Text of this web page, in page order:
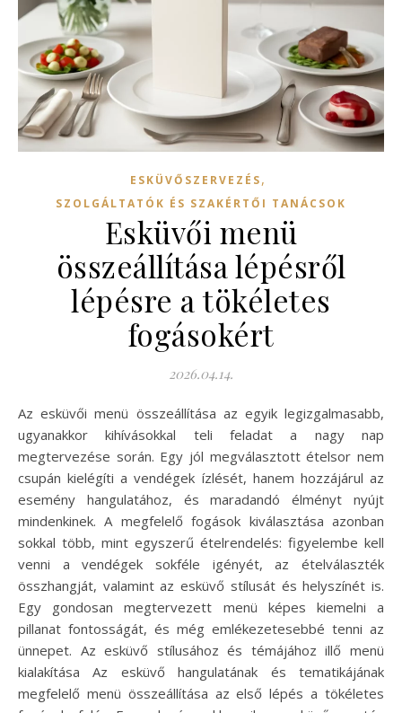
ESKÜVŐSZERVEZÉS,
SZOLGÁLTATÓK ÉS SZAKÉRTŐI TANÁCSOK
Esküvői menü
összeállítása lépésről
lépésre a tökéletes
fogásokért
2026.04.14.
Az esküvői menü összeállítása az egyik legizgalmasabb,
ugyanakkor kihívásokkal teli feladat a nagy nap
megtervezése során. Egy jól megválasztott ételsor nem
csupán kielégíti a vendégek ízlését, hanem hozzájárul az
esemény hangulatához, és maradandó élményt nyújt
mindenkinek. A megfelelő fogások kiválasztása azonban
sokkal több, mint egyszerű ételrendelés: figyelembe kell
venni a vendégek sokféle igényét, az ételválaszték
összhangját, valamint az esküvő stílusát és helyszínét is.
Egy gondosan megtervezett menü képes kiemelni a
pillanat fontosságát, és még emlékezetesebbé tenni az
ünnepet. Az esküvő stílusához és témájához illő menü
kialakítása Az esküvő hangulatának és tematikájának
megfelelő menü összeállítása az első lépés a tökéletes